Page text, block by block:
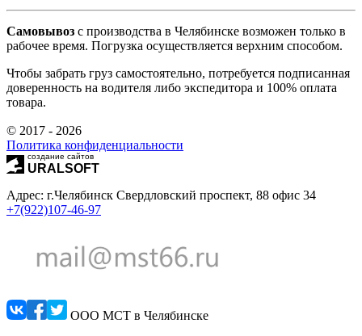
Самовывоз с производства в Челябинске возможен только в
рабочее время. Погрузка осуществляется верхним способом.
Чтобы забрать груз самостоятельно, потребуется подписанная
доверенность на водителя либо экспедитора и 100% оплата
товара.
© 2017 - 2026
Политика конфиденциальности
создание сайтов
URALSOFT
Адрес: г.Челябинск Свердловский проспект, 88 офис 34
+7(922)107-46-97
ООО МСТ в Челябинске